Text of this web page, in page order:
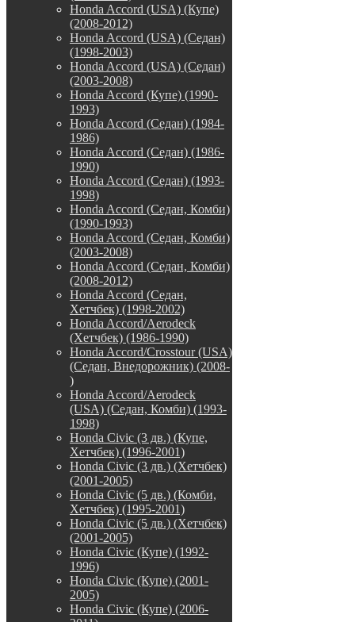
Honda Accord (USA) (Купе)
(2008-2012)
Honda Accord (USA) (Седан)
(1998-2003)
Honda Accord (USA) (Седан)
(2003-2008)
Honda Accord (Купе) (1990-
1993)
Honda Accord (Седан) (1984-
1986)
Honda Accord (Седан) (1986-
1990)
Honda Accord (Седан) (1993-
1998)
Honda Accord (Седан, Комби)
(1990-1993)
Honda Accord (Седан, Комби)
(2003-2008)
Honda Accord (Седан, Комби)
(2008-2012)
Honda Accord (Седан,
Хетчбек) (1998-2002)
Honda Accord/Aerodeck
(Хетчбек) (1986-1990)
Honda Accord/Crosstour (USA)
(Седан, Внедорожник) (2008-
)
Honda Accord/Аerodeck
(USA) (Седан, Комби) (1993-
1998)
Honda Civic (3 дв.) (Купе,
Хетчбек) (1996-2001)
Honda Civic (3 дв.) (Хетчбек)
(2001-2005)
Honda Civic (5 дв.) (Комби,
Хетчбек) (1995-2001)
Honda Civic (5 дв.) (Хетчбек)
(2001-2005)
Honda Civic (Купе) (1992-
1996)
Honda Civic (Купе) (2001-
2005)
Honda Civic (Купе) (2006-